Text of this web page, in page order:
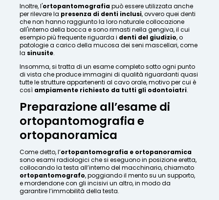
Inoltre, l'ortopantomografiapuò essere utilizzata anche
per rilevare la presenza di denti inclusi, ovvero quei denti
che non hanno raggiunto la loro naturale collocazione
all'interno della bocca e sono rimasti nella gengiva, il cui
esempio più frequente riguarda i denti del giudizio, o
patologie a carico della mucosa dei seni mascellari, come
la sinusite.
Insomma, si tratta di un esame completo sotto ogni punto
di vista che produce immagini di qualità riguardanti quasi
tutte le strutture appartenenti al cavo orale, motivo per cui è
così ampiamente richiesto da tutti gli odontoiatri.
Preparazione all’esame di
ortopantomografia e
ortopanoramica
Come detto, l’ortopantomografia e ortopanoramica
sono esami radiologici che si eseguono in posizione eretta,
collocando la testa all’interno del macchinario, chiamato
ortopantomografo, poggiando il mento su un supporto,
e mordendone con gli incisivi un altro, in modo da
garantire l’immobilità della testa.